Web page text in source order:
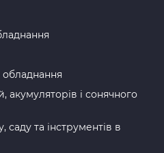
акумуляторів і сонячного
саду та інструментів в